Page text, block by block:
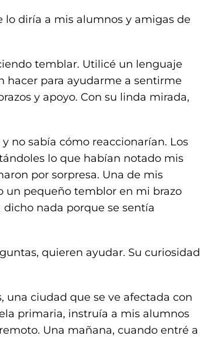
diría a mis alumnos y amigas de
temblar. Utilicé un lenguaje
hacer para ayudarme a sentirme
y apoyo. Con su linda mirada,
no sabía cómo reaccionarían. Los
lo que habían notado mis
por sorpresa. Una de mis
un pequeño temblor en mi brazo
nada porque se sentía
quieren ayudar. Su curiosidad
una ciudad que se ve afectada con
primaria, instruía a mis alumnos
Una mañana, cuando entré a